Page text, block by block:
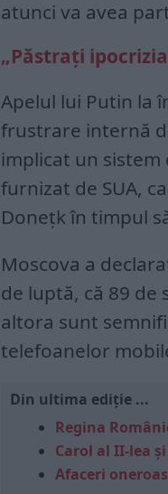
atunci va avea
„Păstrați
Apelul lui Putin la
frustrare internă
implicat un sistem
furnizat de SUA,
Donețk în timpul
Moscova a
de luptă, că 89 de
altora sunt
telefoanelor
Din ultima ediție ...
Regina
Carol al II-lea
Afaceri